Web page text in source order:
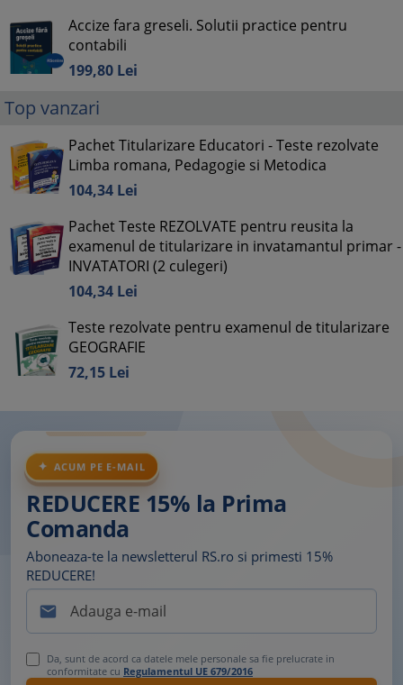
Accize fara greseli. Solutii practice pentru
contabili
199,80 Lei
Top vanzari
Pachet Titularizare Educatori - Teste rezolvate
Limba romana, Pedagogie si Metodica
104,34 Lei
Pachet Teste REZOLVATE pentru reusita la
examenul de titularizare in invatamantul primar -
INVATATORI (2 culegeri)
104,34 Lei
Teste rezolvate pentru examenul de titularizare
GEOGRAFIE
72,15 Lei
ACUM PE E-MAIL
REDUCERE 15% la Prima
Comanda
Aboneaza-te la newsletterul RS.ro si primesti 15%
REDUCERE!

Da, sunt de acord ca datele mele personale sa fie prelucrate in
conformitate cu Regulamentul UE 679/2016